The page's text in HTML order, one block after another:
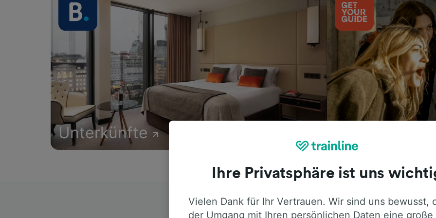
Unterkünfte
Die ehrliche Meinung von Trainline-
Ihre Privatsphäre ist uns
Vielen Dank für Ihr Vertrauen. Wir sind uns bewusst,
der Umgang mit Ihren persönlichen Daten eine große